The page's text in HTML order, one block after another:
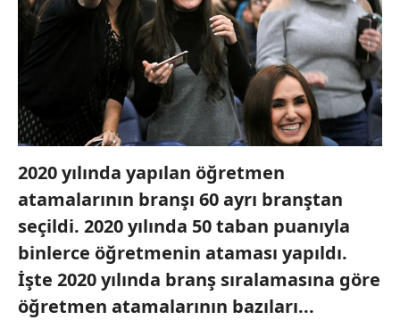
2020 yılında yapılan öğretmen
atamalarının branşı 60 ayrı branştan
seçildi. 2020 yılında 50 taban puanıyla
binlerce öğretmenin ataması yapıldı.
İşte 2020 yılında branş sıralamasına göre
öğretmen atamalarının bazıları...